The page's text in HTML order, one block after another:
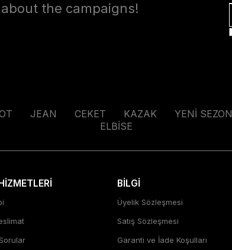
the campaigns!
JEAN CEKET KAZAK YENİ SEZON
ELBİSE
BİLGİ
Üyelik Sözleşmesi
Satış Sözleşmesi
Garanti ve İade Koşulları